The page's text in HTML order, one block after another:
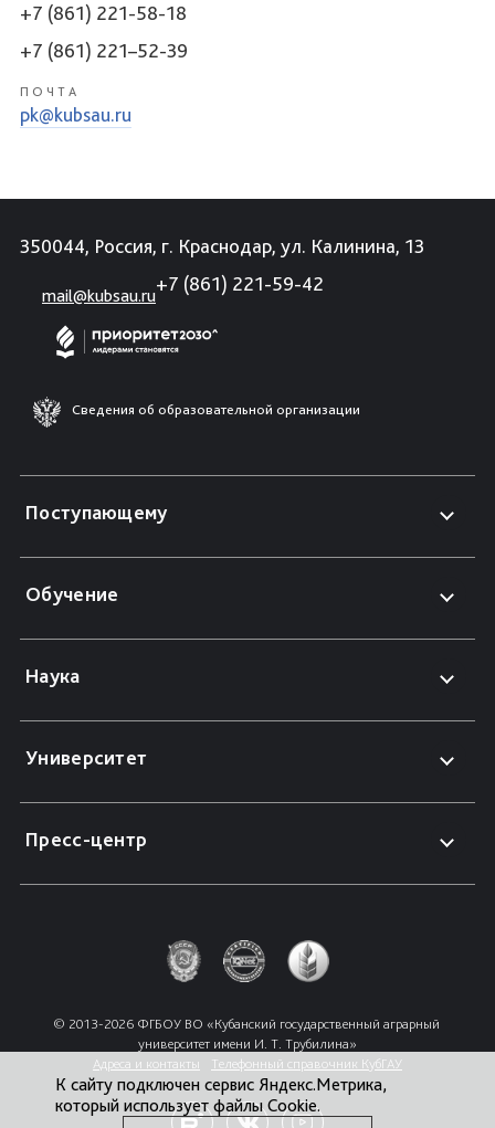
+7 (861) 221-58-18
+7 (861) 221–52-39
ПОЧТА
pk@kubsau.ru
350044, Россия, г. Краснодар, ул. Калинина, 13
mail@kubsau.ru
+7 (861) 221-59-42
Сведения об образовательной организации
Поступающему
Обучение
Наука
Университет
Пресс-центр
© 2013-2026 ФГБОУ ВО «Кубанский государственный аграрный
университет имени И. Т. Трубилина»
Адреса и контакты
Телефонный справочник КубГАУ
К сайту подключен сервис Яндекс.Метрика,
который использует файлы Cookie.